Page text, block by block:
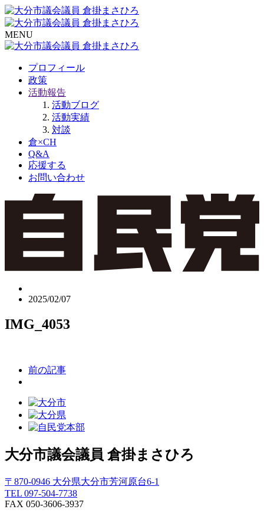
MENU
プロフィール
政策
活動報告
活動ブログ
活動実績
対談
倉×CH
Q&A
応援する
お問い合わせ
2025/02/07
IMG_4053
前の記事
大分市議会議員 倉掛まさひろ
〒870-0946 大分県大分市芳河原台6-1
TEL 097-504-7738
FAX 050-3606-3937